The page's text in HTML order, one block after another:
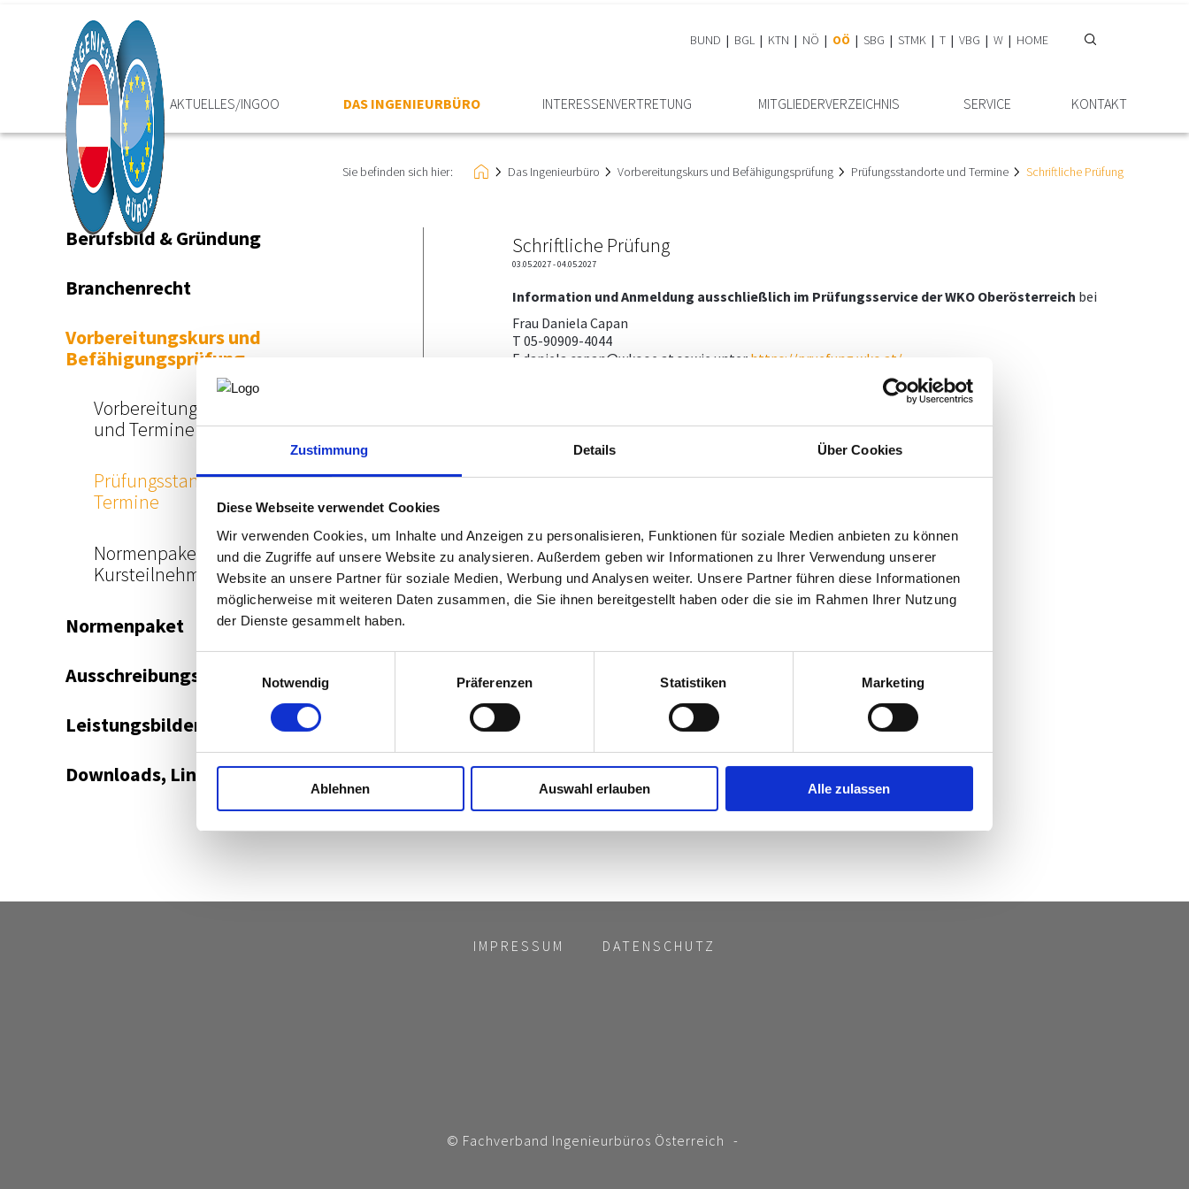
Zustimmung Details Über Cookies
Diese Webseite verwendet Cookies
Wir verwenden Cookies, um Inhalte und Anzeigen zu personalisieren, Funktionen für soziale Medien anbieten zu können
und die Zugriffe auf unsere Website zu analysieren. Außerdem geben wir Informationen zu Ihrer Verwendung unserer
Website an unsere Partner für soziale Medien, Werbung und Analysen weiter. Unsere Partner führen diese Informationen
möglicherweise mit weiteren Daten zusammen, die Sie ihnen bereitgestellt haben oder die sie im Rahmen Ihrer Nutzung
der Dienste gesammelt haben.
Notwendig
Präferenzen Statistiken Marketing
Ablehnen Auswahl erlauben Alle zulassen
BUND BGL KTN NÖ OÖ SBG STMK T VBG W HOME
HOME AKTUELLES/INGOO DAS INGENIEURBÜRO INTERESSEN­VERTRETUNG MITGLIEDER­VERZEICHNIS SERVICE KONTAKT
Sie befinden sich hier: Das Ingenieurbüro Vorbereitungskurs und Befähigungsprüfung Prüfungsstandorte und Termine Schriftliche Prüfung
Berufsbild & Gründung
Branchenrecht
Vorbereitungskurs und
Befähigungsprüfung
Vorbereitungskursstandorte
und Termine
Prüfungsstandorte und
Termine
Normenpaket für
Kursteilnehmer
Normenpaket
Ausschreibungsplattform
Leistungsbilder/Leistungsmodelle
Downloads, Links & Infos
Schriftliche Prüfung
03.05.2027 - 04.05.2027
Information und Anmeldung ausschließlich im Prüfungsservice der WKO Oberösterreich bei
Frau Daniela Capan
T 05-90909-4044
E daniela.capan@wkooe.at sowie unter https://pruefung.wko.at/
IMPRESSUM DATENSCHUTZ
© Fachverband Ingenieurbüros Österreich -